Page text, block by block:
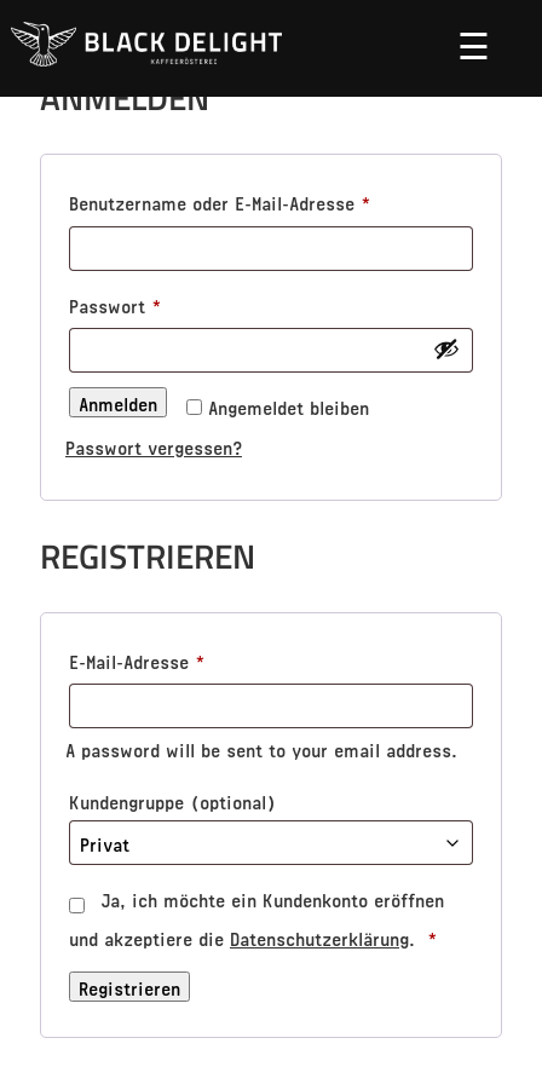
☰
ANMELDEN
Benutzername oder E-Mail-Adresse *
Passwort *
Angemeldet bleiben
Anmelden
Passwort vergessen?
REGISTRIEREN
E-Mail-Adresse *
A password will be sent to your email address.
Kundengruppe (optional)
Ja, ich möchte ein Kundenkonto eröffnen
und akzeptiere die Datenschutzerklärung. *
Registrieren